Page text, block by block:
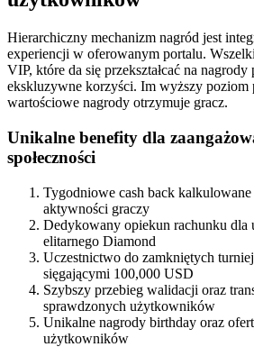
Hierarchiczny mechanizm nagród jest
experiencji w oferowanym portalu.
VIP, które da się przekształcać na
ekskluzywne korzyści. Im wyższy poziom
wartościowe nagrody otrzymuje gracz.
Unikalne benefity dla
społeczności
Tygodniowe cash back kalkulowane
aktywności graczy
Dedykowany opiekun rachunku dla
elitarnego Diamond
Uczestnictwo do zamkniętych
sięgającymi 100,000 USD
Szybszy przebieg walidacji oraz
sprawdzonych użytkowników
Unikalne nagrody birthday oraz
użytkowników